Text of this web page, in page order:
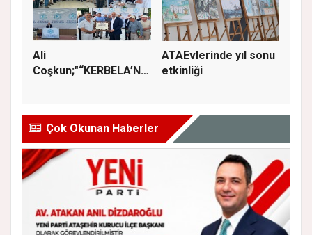
Ali
Coşkun;"“KERBELA’NIN
HA...
ATAEvlerinde yıl sonu
etkinliği
Çok Okunan Haberler